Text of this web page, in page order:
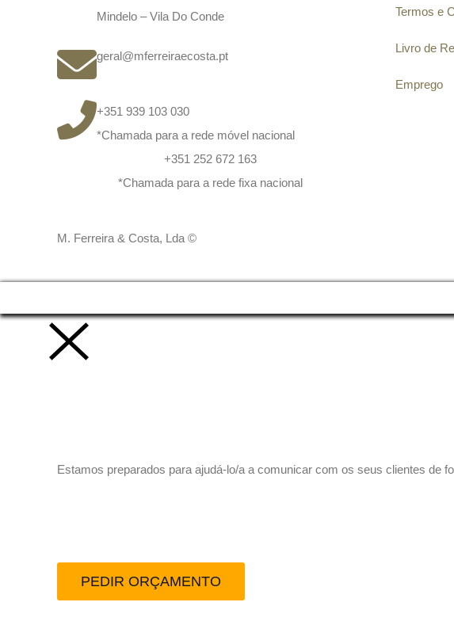
Mindelo – Vila Do Conde
geral@mferreiraecosta.pt
+351 939 103 030
*Chamada para a rede móvel nacional
+351 252 672 163
*Chamada para a rede fixa nacional
Termos e
Livro de
Emprego
M. Ferreira & Costa, Lda ©
Estamos preparados para ajudá-lo/a a comunicar com os seus clientes de
PEDIR ORÇAMENTO